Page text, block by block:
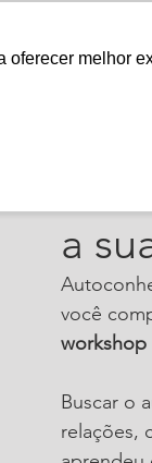
oferecer melhor
a
você
workshop
Buscar o
relações,